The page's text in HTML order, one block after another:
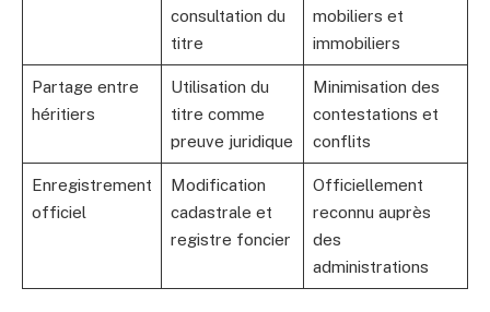
consultation du
titre
mobiliers et
immobiliers
Partage entre
héritiers
Utilisation du
titre comme
preuve juridique
Minimisation des
contestations et
conflits
Enregistrement
officiel
Modification
cadastrale et
registre foncier
Officiellement
reconnu auprès
des
administrations